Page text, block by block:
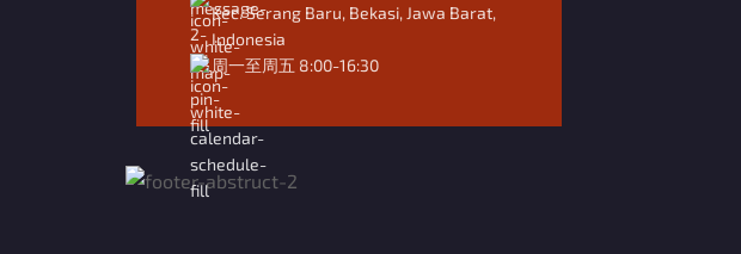
Kec. Serang Baru, Bekasi, Jawa Barat,
Indonesia
周一至周五 8:00-16:30